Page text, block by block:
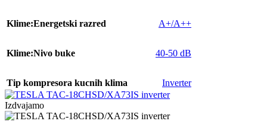
Klime:Energetski razred A+/A++
Klime:Nivo buke 40-50 dB
Tip kompresora kucnih klima Inverter
Izdvajamo